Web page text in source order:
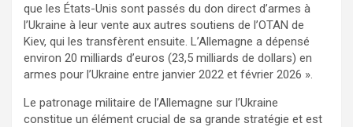
que les États-Unis sont passés du don direct d’armes à
l’Ukraine à leur vente aux autres soutiens de l’OTAN de
Kiev, qui les transfèrent ensuite. L’Allemagne a dépensé
environ 20 milliards d’euros (23,5 milliards de dollars) en
armes pour l’Ukraine entre janvier 2022 et février 2026 ».
Le patronage militaire de l’Allemagne sur l’Ukraine
constitue un élément crucial de sa grande stratégie et est